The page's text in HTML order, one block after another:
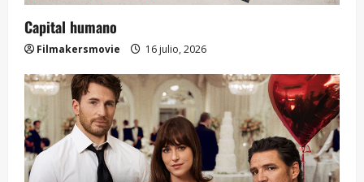
Capital humano
Filmakersmovie 16 julio, 2026